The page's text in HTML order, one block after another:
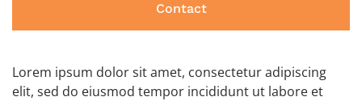
Contact
Lorem ipsum dolor sit amet, consectetur adipiscing
elit, sed do eiusmod tempor incididunt ut labore et